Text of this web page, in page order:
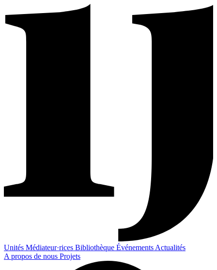
Unités Médiateur·rices Bibliothèque Événements Actualités
A propos de nous Projets